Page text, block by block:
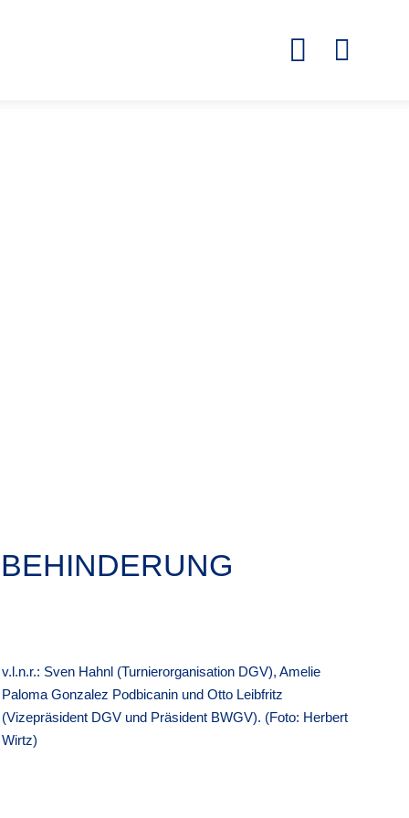
v.l.n.r.: Sven Hahnl (Turnierorganisation DGV), Amelie
Paloma Gonzalez Podbicanin und Otto Leibfritz
(Vizepräsident DGV und Präsident BWGV). (Foto: Herbert
Wirtz)